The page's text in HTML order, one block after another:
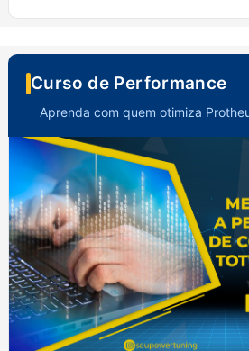
Curso de Performance
Aprenda com quem otimiza